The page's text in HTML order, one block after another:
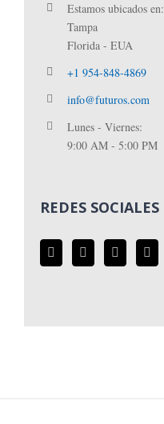
Estamos ubicados en:
Tampa
Florida - EUA
+1 954-848-4869
info@futuros.com
Lunes - Viernes:
9:00 AM - 5:00 PM
REDES SOCIALES